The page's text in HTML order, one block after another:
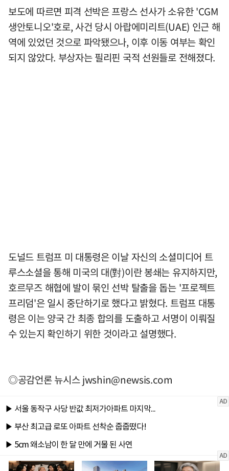
보도에 따르면 피격 선박은 프랑스 선사가 소유한 'CGM
생안토니오'호로, 사건 당시 아랍에미리트(UAE) 인근 해
역에 있었던 것으로 파악됐으나, 이후 이동 여부는 확인
되지 않았다. 부상자는 필리핀 국적 선원들로 전해졌다.
도널드 트럼프 미 대통령은 이날 자신의 소셜미디어 트
루스소셜을 통해 미국의 대(對)이란 봉쇄는 유지하지만,
호르무즈 해협에 발이 묶인 선박 탈출을 돕는 '프로젝트
프리덤'은 일시 중단하기로 했다고 밝혔다. 트럼프 대통
령은 이는 양국 간 최종 합의를 도출하고 서명이 이뤄질
수 있는지 확인하기 위한 것이라고 설명했다.
◎공감언론 뉴시스jwshin@newsis.com